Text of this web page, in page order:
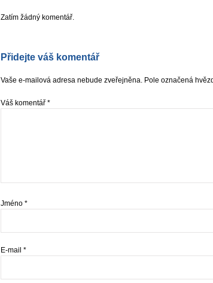
Zatím žádný komentář.
Přidejte váš komentář
Vaše e-mailová adresa nebude zveřejněna. Pole označená
Váš komentář *
Jméno *
E-mail *